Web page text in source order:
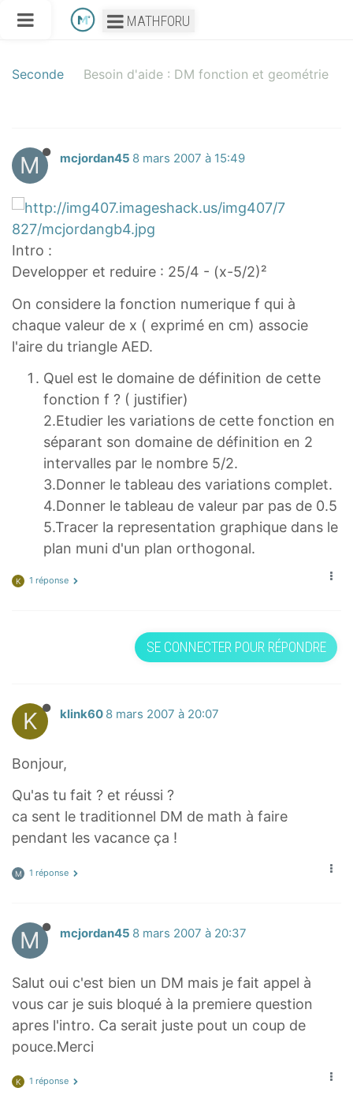
MATHFORU
Seconde Besoin d'aide : DM fonction et geométrie
M mcjordan45 8 mars 2007 à 15:49
Intro :
Developper et reduire : 25/4 - (x-5/2)²
On considere la fonction numerique f qui à
chaque valeur de x ( exprimé en cm) associe
l'aire du triangle AED.
Quel est le domaine de définition de cette
fonction f ? ( justifier)
2.Etudier les variations de cette fonction en
séparant son domaine de définition en 2
intervalles par le nombre 5/2.
3.Donner le tableau des variations complet.
4.Donner le tableau de valeur par pas de 0.5
5.Tracer la representation graphique dans le
plan muni d'un plan orthogonal.
K 1 réponse
SE CONNECTER POUR RÉPONDRE
K klink60 8 mars 2007 à 20:07
Bonjour,
Qu'as tu fait ? et réussi ?
ca sent le traditionnel DM de math à faire
pendant les vacance ça !
M 1 réponse
M mcjordan45 8 mars 2007 à 20:37
Salut oui c'est bien un DM mais je fait appel à
vous car je suis bloqué à la premiere question
apres l'intro. Ca serait juste pout un coup de
pouce.Merci
K 1 réponse